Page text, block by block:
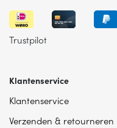
Trustpilot
Klantenservice
Klantenservice
Verzenden & retourneren